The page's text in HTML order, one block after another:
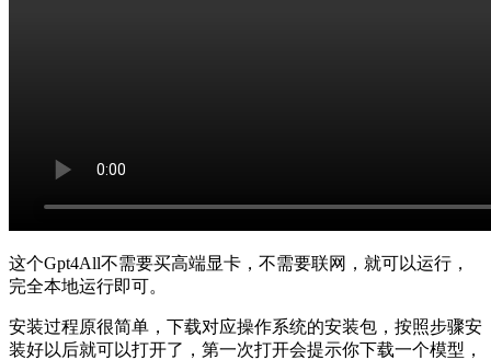
这个Gpt4All不需要买高端显卡，不需要联网，就可以运行，
完全本地运行即可。
安装过程原很简单，下载对应操作系统的安装包，按照步骤安
装好以后就可以打开了，第一次打开会提示你下载一个模型，